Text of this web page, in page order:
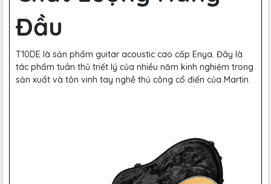
Đầu
T10DE là sản phẩm guitar acoustic cao cấp Enya. Đây là
tác phẩm tuân thủ triết lý của nhiều năm kinh nghiệm trong
sản xuất và tôn vinh tay nghề thủ công cổ điển của Martin.